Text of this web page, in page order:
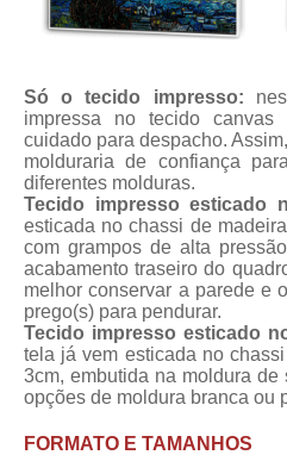
Só o tecido impresso:
impressa no tecido
cuidado para despacho.
molduraria de confiança
diferentes molduras.
Tecido impresso esticado
esticada no chassi de
com grampos de alta
acabamento traseiro do
melhor conservar a parede e
prego(s) para pendurar.
Tecido impresso esticado
tela já vem esticada no
3cm, embutida na moldura de
opções de moldura branca ou
FORMATO E TAMANHOS